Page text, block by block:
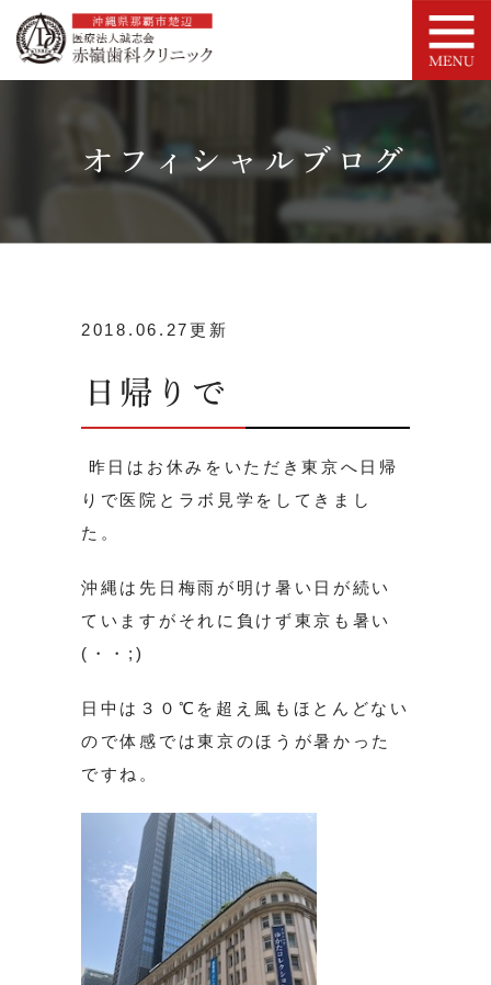
オフィシャルブログ
2018.06.27更新
日帰りで
昨日はお休みをいただき東京へ日帰
りで医院とラボ見学をしてきまし
た。
沖縄は先日梅雨が明け暑い日が続い
ていますがそれに負けず東京も暑い
(・・;)
日中は３０℃を超え風もほとんどない
ので体感では東京のほうが暑かった
ですね。